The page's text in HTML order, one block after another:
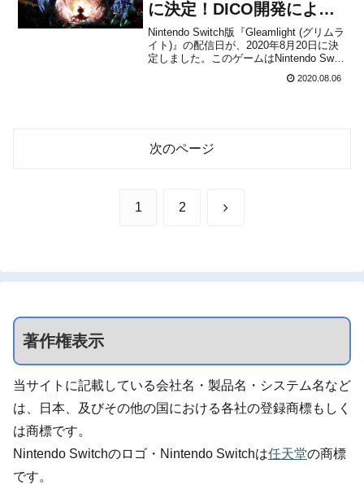
に決定！DICO開発による
2Dアクションアドベンチ
ャーゲーム
Nintendo Switch版『Gleamlight (グリムラ
イト)』の配信日が、2020年8月20日に決
定しました。このゲームはNintendo Swith
チプラットフォームでリリースされ、販
2020.08.06
次のページ
1 2 次
著作権表示
当サイトに記載している会社名・製品名・システム名など
は、日本、及びその他の国における各社の登録商標もしく
は商標です。
Nintendo Switchのロゴ・Nintendo Switchは任天堂の商標
です。